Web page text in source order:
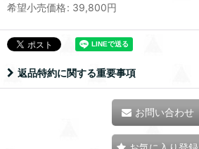
希望小売価格: 39,800円
返品特約に関する重要事項
お問い合わせ